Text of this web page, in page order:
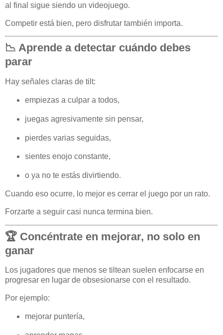
al final sigue siendo un videojuego.
Competir está bien, pero disfrutar también importa.
📉 Aprende a detectar cuándo debes
parar
Hay señales claras de tilt:
empiezas a culpar a todos,
juegas agresivamente sin pensar,
pierdes varias seguidas,
sientes enojo constante,
o ya no te estás divirtiendo.
Cuando eso ocurre, lo mejor es cerrar el juego por un rato.
Forzarte a seguir casi nunca termina bien.
🏆 Concéntrate en mejorar, no solo en
ganar
Los jugadores que menos se tiltean suelen enfocarse en
progresar en lugar de obsesionarse con el resultado.
Por ejemplo:
mejorar puntería,